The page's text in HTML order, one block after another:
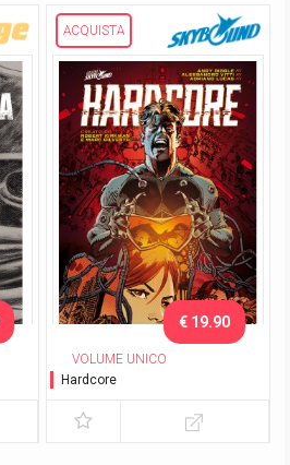
ACQUISTA
VOLUME UNICO
Hardcore
€ 19.90